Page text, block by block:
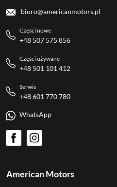
American Motors
biuro@americanmotors.pl
Części nowe
+48 507 575 856
Części używane
+48 501 101 412
Serwis
+48 601 770 780
WhatsApp